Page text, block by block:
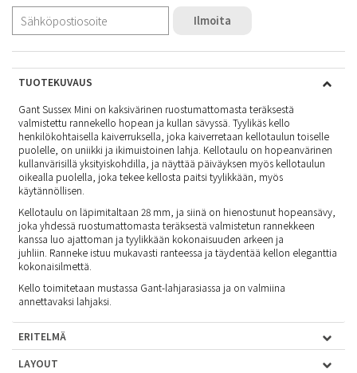
Ilmoita
TUOTEKUVAUS
Gant Sussex Mini on kaksivärinen ruostumattomasta teräksestä
valmistettu rannekello hopean ja kullan sävyssä. Tyylikäs kello
henkilökohtaisella kaiverruksella, joka kaiverretaan kellotaulun toiselle
puolelle, on uniikki ja ikimuistoinen lahja. Kellotaulu on hopeanvärinen
kullanvärisillä yksityiskohdilla, ja näyttää päiväyksen myös kellotaulun
oikealla puolella, joka tekee kellosta paitsi tyylikkään, myös
käytännöllisen.
Kellotaulu on läpimitaltaan 28 mm, ja siinä on hienostunut hopeansävy,
joka yhdessä ruostumattomasta teräksestä valmistetun rannekkeen
kanssa luo ajattoman ja tyylikkään kokonaisuuden arkeen ja
juhliin. Ranneke istuu mukavasti ranteessa ja täydentää kellon eleganttia
kokonaisilmettä.
Kello toimitetaan mustassa Gant-lahjarasiassa ja on valmiina
annettavaksi lahjaksi.
ERITELMÄ
LAYOUT